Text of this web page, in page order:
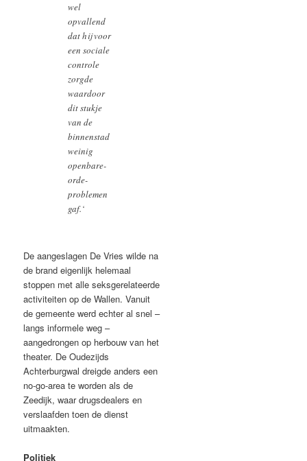
wel
opvallend
dat hij voor
een sociale
controle
zorgde
waardoor
dit stukje
van de
binnenstad
weinig
openbare-
orde-
problemen
gaf.‘
De aangeslagen De Vries wilde na
de brand eigenlijk helemaal
stoppen met alle seksgerelateerde
activiteiten op de Wallen. Vanuit
de gemeente werd echter al snel –
langs informele weg –
aangedrongen op herbouw van het
theater. De Oudezijds
Achterburgwal dreigde anders een
no-go-area te worden als de
Zeedijk, waar drugsdealers en
verslaafden toen de dienst
uitmaakten.
Politiek